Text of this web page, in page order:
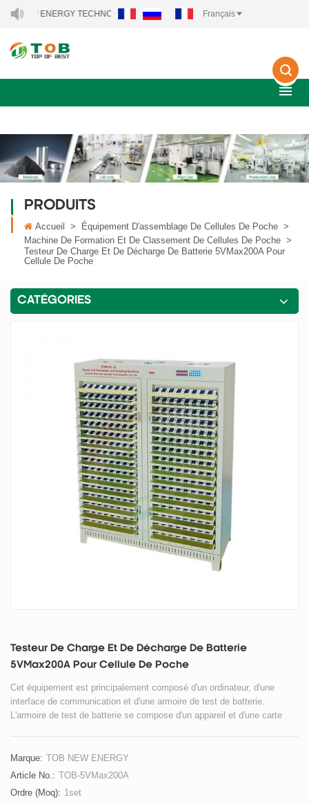
ENERGY TECHNOLOGY CO., LTD.. Français
PRODUITS
Accueil > Équipement D'assemblage De Cellules De Poche >
Machine De Formation Et De Classement De Cellules De Poche >
Testeur De Charge Et De Décharge De Batterie 5VMax200A Pour
Cellule De Poche
CATÉGORIES
Testeur De Charge Et De Décharge De Batterie
5VMax200A Pour Cellule De Poche
Cet équipement est principalement composé d'un ordinateur, d'une
interface de communication et d'une armoire de test de batterie.
L'armoire de test de batterie se compose d'un appareil et d'une carte
d'un microcontrôleur et d'un panneau de commande.
Marque: TOB NEW ENERGY
Article No.: TOB-5VMax200A
Ordre (moq): 1set